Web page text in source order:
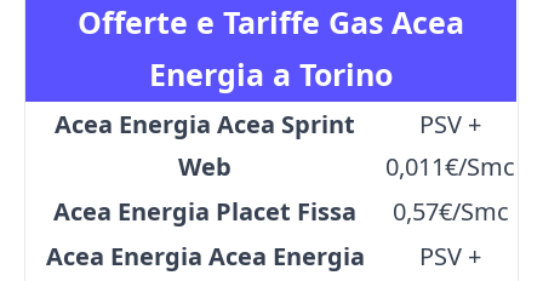
Offerte e Tariffe Gas Acea
Energia a Torino
Acea Energia Acea Sprint
Web
PSV +
0,011€/Smc
Acea Energia Placet Fissa
0,57€/Smc
Acea Energia Acea Energia
PSV +